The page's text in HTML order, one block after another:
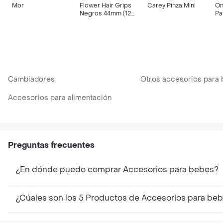
Mor
Flower Hair Grips
Negros 44mm (12
Carey Pinza Mini
Cambiadores
Otros accesorios para
Accesorios para alimentación
Preguntas frecuentes
¿En dónde puedo comprar Accesorios para bebes?
¿Cúales son los 5 Productos de Accesorios para